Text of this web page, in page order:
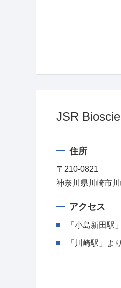
JSR
住所
〒210-0821
神奈川県川崎市
アクセス
「小島新田駅
「川崎駅」